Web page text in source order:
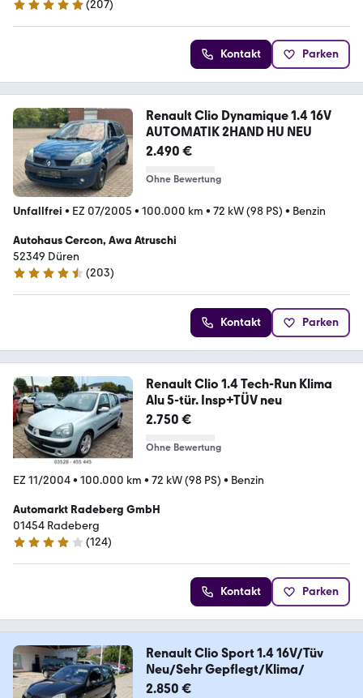
4.9 Sterne
(207)
Kontakt Parken
Renault Clio Dynamique 1.4 16V
AUTOMATIK 2HAND HU NEU
2.490 €
Ohne Bewertung
Unfallfrei • EZ 07/2005 • 100.000 km • 72 kW (98 PS) • Benzin
Autohaus Cercon, Awa Atruschi
52349 Düren
4.7 Sterne
(203)
Kontakt Parken
Renault Clio 1.4 Tech-Run Klima
Alu 5-tür. Insp+TÜV neu
2.750 €
Ohne Bewertung
EZ 11/2004• 100.000 km • 72 kW (98 PS) • Benzin
Automarkt Radeberg GmbH
01454 Radeberg
4.2 Sterne
(124)
Kontakt Parken
Renault Clio Sport 1.4 16V/Tüv
Neu/Sehr Gepflegt/Klima/
2.850 €